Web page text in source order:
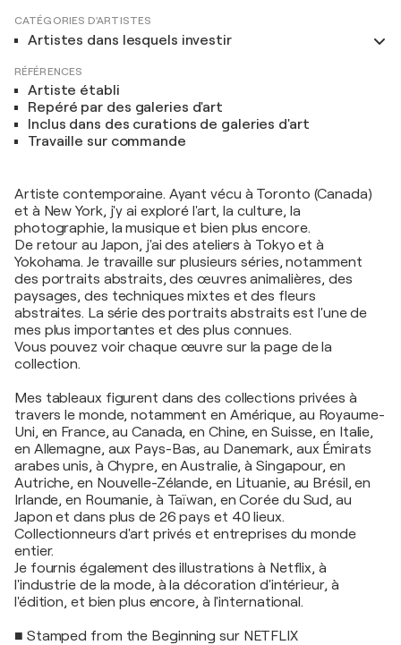
CATÉGORIES D'ARTISTES
Artistes dans lesquels investir
RÉFÉRENCES
Artiste établi
Repéré par des galeries d'art
Inclus dans des curations de galeries d'art
Travaille sur commande
Artiste contemporaine. Ayant vécu à Toronto (Canada)
et à New York, j'y ai exploré l'art, la culture, la
photographie, la musique et bien plus encore.
De retour au Japon, j'ai des ateliers à Tokyo et à
Yokohama. Je travaille sur plusieurs séries, notamment
des portraits abstraits, des œuvres animalières, des
paysages, des techniques mixtes et des fleurs
abstraites. La série des portraits abstraits est l'une de
mes plus importantes et des plus connues.
Vous pouvez voir chaque œuvre sur la page de la
collection.
Mes tableaux figurent dans des collections privées à
travers le monde, notamment en Amérique, au Royaume-
Uni, en France, au Canada, en Chine, en Suisse, en Italie,
en Allemagne, aux Pays-Bas, au Danemark, aux Émirats
arabes unis, à Chypre, en Australie, à Singapour, en
Autriche, en Nouvelle-Zélande, en Lituanie, au Brésil, en
Irlande, en Roumanie, à Taïwan, en Corée du Sud, au
Japon et dans plus de 26 pays et 40 lieux.
Collectionneurs d'art privés et entreprises du monde
entier.
Je fournis également des illustrations à Netflix, à
l'industrie de la mode, à la décoration d'intérieur, à
l'édition, et bien plus encore, à l'international.
■ Stamped from the Beginning sur NETFLIX